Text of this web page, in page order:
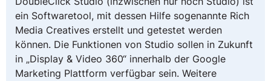
ein Softwaretool, mit dessen Hilfe sogenannte Rich
Media Creatives erstellt und getestet werden
können. Die Funktionen von Studio sollen in Zukunft
in „Display & Video 360“ innerhalb der Google
Marketing Plattform verfügbar sein. Weitere